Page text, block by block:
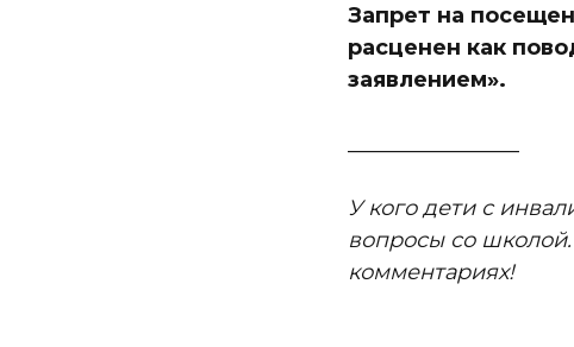
Запрет на
расценен как
заявлением».
У кого дети с
вопросы со
комментариях!